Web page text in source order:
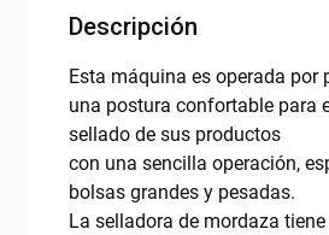
Descripción
Esta máquina es operada por
una postura confortable para
sellado de sus productos
con una sencilla operación,
bolsas grandes y pesadas.
La selladora de mordaza